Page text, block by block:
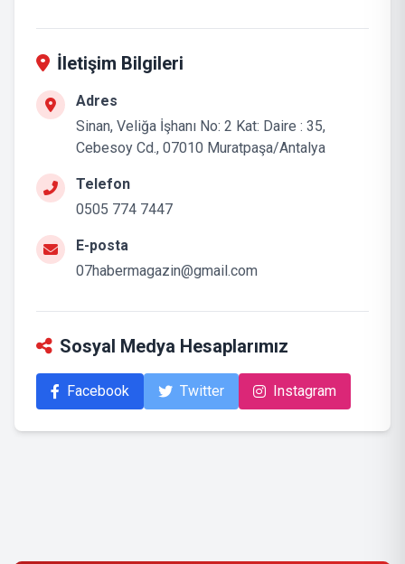
İletişim Bilgileri
Adres
Sinan, Veliğa İşhanı No: 2 Kat: Daire : 35,
Cebesoy Cd., 07010 Muratpaşa/Antalya
Telefon
0505 774 7447
E-posta
07habermagazin@gmail.com
Sosyal Medya Hesaplarımız
Facebook Twitter Instagram